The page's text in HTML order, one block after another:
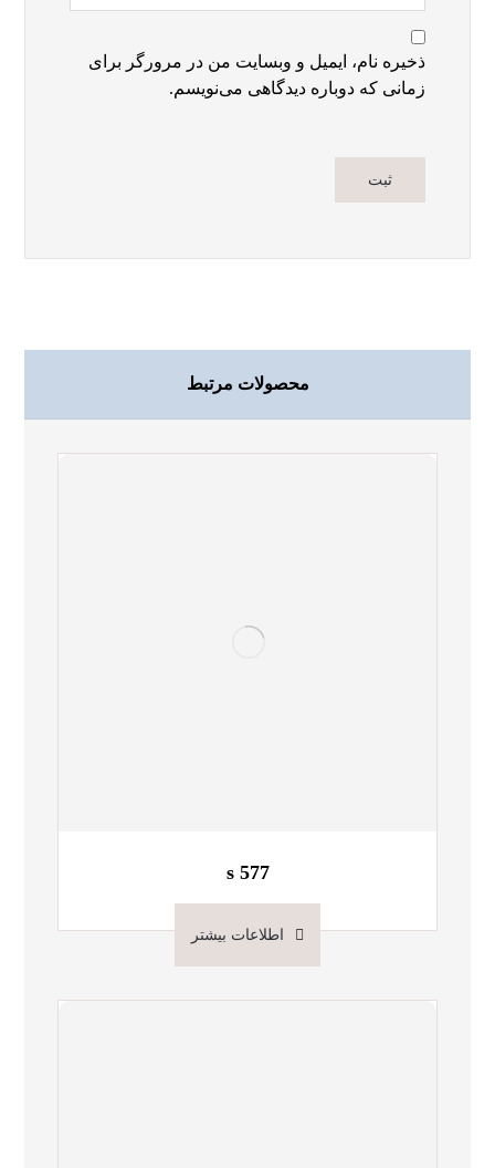
ذخیره نام، ایمیل و وبسایت من در مرورگر برای
زمانی که دوباره دیدگاهی می‌نویسم.
محصولات مرتبط
s 577
اطلاعات بیشتر